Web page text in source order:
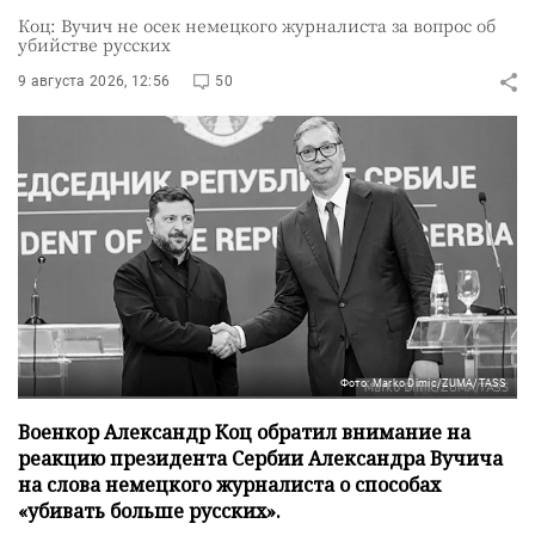
Коц: Вучич не осек немецкого журналиста за вопрос об
убийстве русских
9 августа 2026, 12:56 50
Фото: Marko Dimic/ZUMA/TASS
Военкор Александр Коц обратил внимание на
реакцию президента Сербии Александра Вучича
на слова немецкого журналиста о способах
«убивать больше русских».